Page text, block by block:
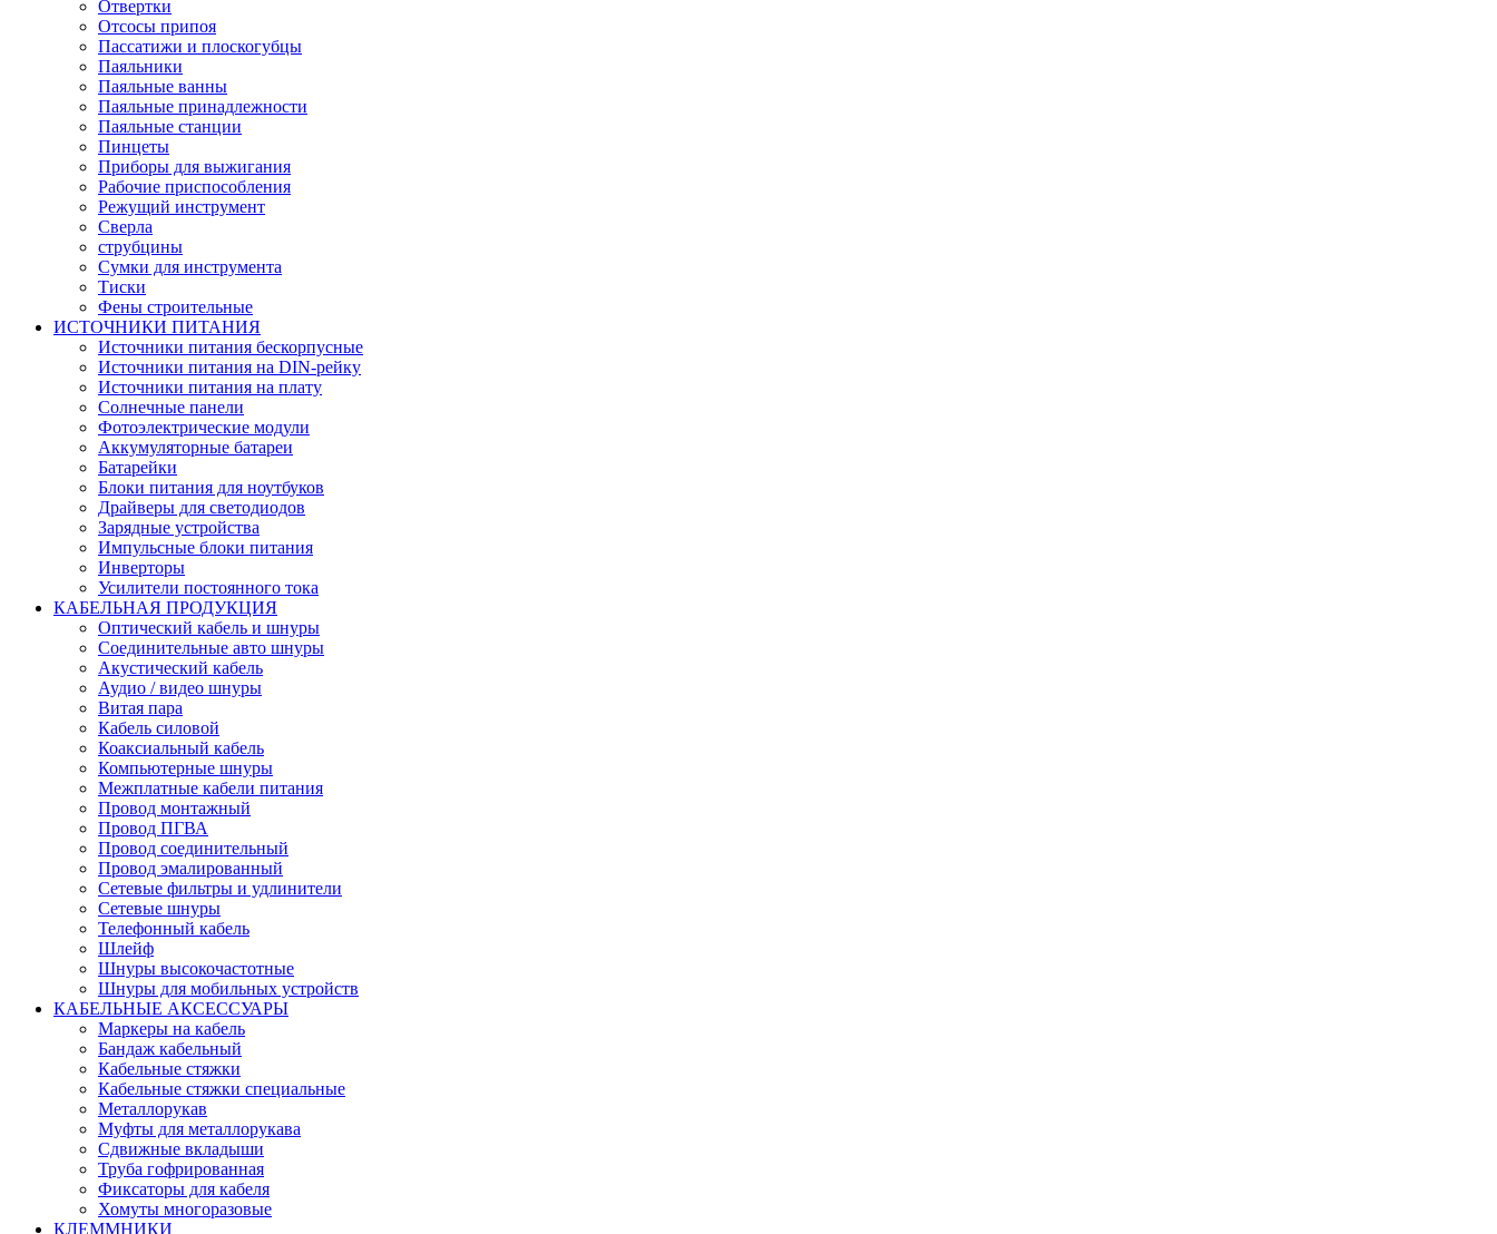
Отвертки
Отсосы припоя
Пассатижи и плоскогубцы
Паяльники
Паяльные ванны
Паяльные принадлежности
Паяльные станции
Пинцеты
Приборы для выжигания
Рабочие приспособления
Режущий инструмент
Сверла
струбцины
Сумки для инструмента
Тиски
Фены строительные
ИСТОЧНИКИ ПИТАНИЯ
Источники питания бескорпусные
Источники питания на DIN-рейку
Источники питания на плату
Солнечные панели
Фотоэлектрические модули
Аккумуляторные батареи
Батарейки
Блоки питания для ноутбуков
Драйверы для светодиодов
Зарядные устройства
Импульсные блоки питания
Инверторы
Усилители постоянного тока
КАБЕЛЬНАЯ ПРОДУКЦИЯ
Оптический кабель и шнуры
Соединительные авто шнуры
Акустический кабель
Аудио / видео шнуры
Витая пара
Кабель силовой
Коаксиальный кабель
Компьютерные шнуры
Межплатные кабели питания
Провод монтажный
Провод ПГВА
Провод соединительный
Провод эмалированный
Сетевые фильтры и удлинители
Сетевые шнуры
Телефонный кабель
Шлейф
Шнуры высокочастотные
Шнуры для мобильных устройств
КАБЕЛЬНЫЕ АКСЕССУАРЫ
Маркеры на кабель
Бандаж кабельный
Кабельные стяжки
Кабельные стяжки специальные
Металлорукав
Муфты для металлорукава
Сдвижные вкладыши
Труба гофрированная
Фиксаторы для кабеля
Хомуты многоразовые
КЛЕММНИКИ